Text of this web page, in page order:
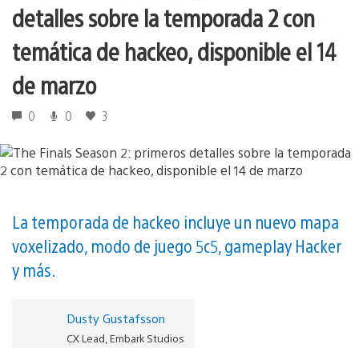
detalles sobre la temporada 2 con
temática de hackeo, disponible el 14
de marzo
0 0 3
La temporada de hackeo incluye un nuevo mapa
voxelizado, modo de juego 5c5, gameplay Hacker
y más.
Dusty Gustafsson
CX Lead, Embark Studios